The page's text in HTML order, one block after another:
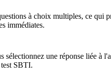
à choix multiples, ce
immédiates.
sélectionnez une réponse liée
SBTI.